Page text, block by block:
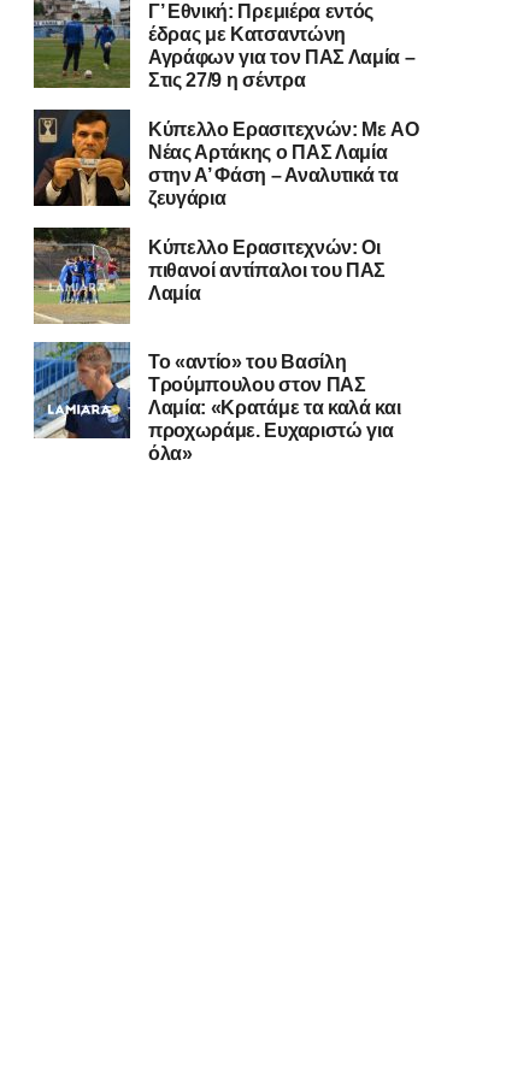
Γ’ Εθνική: Πρεμιέρα εντός
έδρας με Κατσαντώνη
Αγράφων για τον ΠΑΣ Λαμία –
Στις 27/9 η σέντρα
Kύπελλο Ερασιτεχνών: Με AO
Nέας Αρτάκης ο ΠΑΣ Λαμία
στην Α’ Φάση – Αναλυτικά τα
ζευγάρια
Κύπελλο Ερασιτεχνών: Οι
πιθανοί αντίπαλοι του ΠΑΣ
Λαμία
Το «αντίο» του Βασίλη
Τρούμπουλου στον ΠΑΣ
Λαμία: «Κρατάμε τα καλά και
προχωράμε. Ευχαριστώ για
όλα»